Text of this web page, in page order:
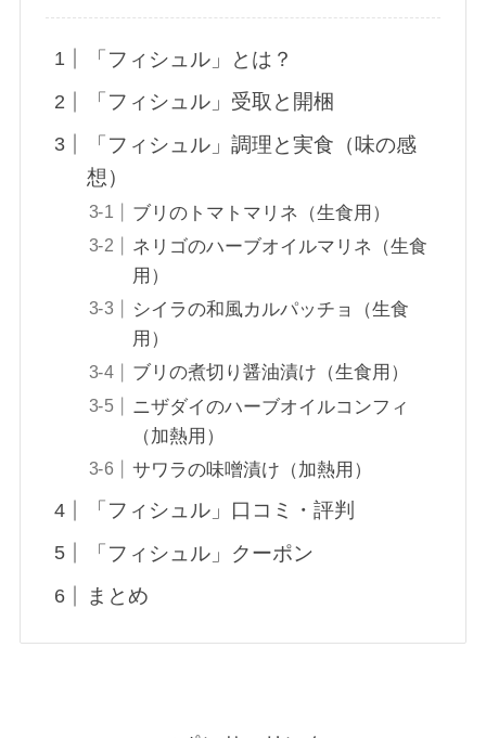
「フィシュル」とは？
「フィシュル」受取と開梱
「フィシュル」調理と実食（味の感
想）
ブリのトマトマリネ（生食用）
ネリゴのハーブオイルマリネ（生食
用）
シイラの和風カルパッチョ（生食
用）
ブリの煮切り醤油漬け（生食用）
ニザダイのハーブオイルコンフィ
（加熱用）
サワラの味噌漬け（加熱用）
「フィシュル」口コミ・評判
「フィシュル」クーポン
まとめ